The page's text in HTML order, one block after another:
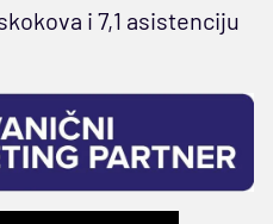
i 7,1 asistenciju